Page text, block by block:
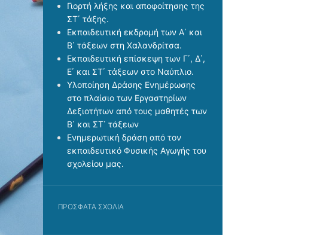
Γιορτή λήξης και αποφοίτησης της
ΣΤ΄ τάξης.
Εκπαιδευτική εκδρομή των Α΄ και
Β΄ τάξεων στη Χαλανδρίτσα.
Εκπαιδευτική επίσκεψη των Γ΄, Δ΄,
Ε΄ και ΣΤ΄ τάξεων στο Ναύπλιο.
Υλοποίηση Δράσης Ενημέρωσης
στο πλαίσιο των Εργαστηρίων
Δεξιοτήτων από τους μαθητές των
Β΄ και ΣΤ΄ τάξεων
Ενημερωτική δράση από τον
εκπαιδευτικό Φυσικής Αγωγής του
σχολείου μας.
ΠΡΌΣΦΑΤΑ ΣΧΌΛΙΑ